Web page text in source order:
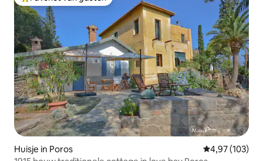
Topfavoriet van gasten
Huisje in Poros Gemiddelde
4,97 (103)